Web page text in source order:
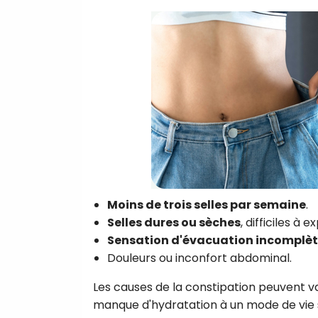
Moins de trois selles par semaine.
Selles dures ou sèches, difficiles à
Sensation d'évacuation
Douleurs ou inconfort abdominal.
Les causes de la constipation peuvent
manque d'hydratation à un mode de